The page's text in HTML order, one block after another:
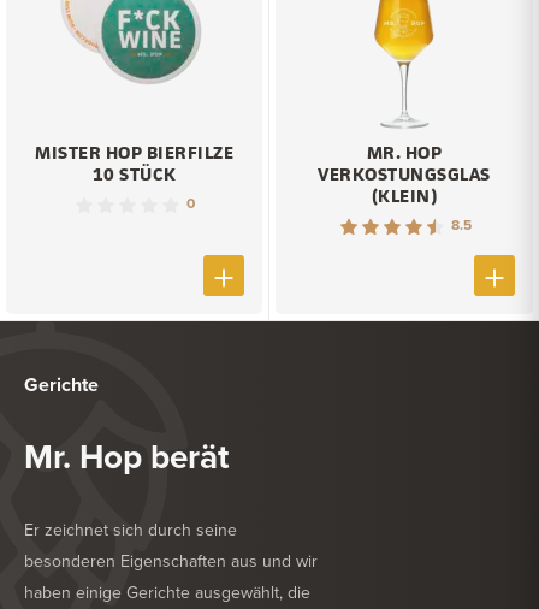
MISTER HOP BIERFILZE
10 STÜCK
0
MR. HOP
VERKOSTUNGSGLAS
(KLEIN)
8.5
Gerichte
Mr. Hop berät
Er zeichnet sich durch seine
besonderen Eigenschaften aus und wir
haben einige Gerichte ausgewählt, die